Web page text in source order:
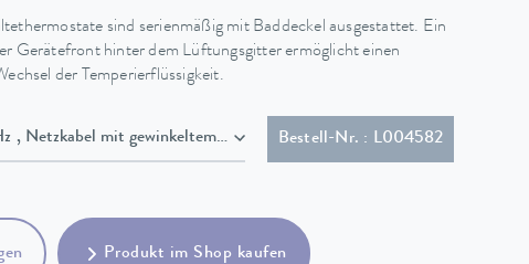
sind serienmäßig mit Baddeckel ausgestattet. Ein
Gerätefront hinter dem Lüftungsgitter ermöglicht einen
der Temperierflüssigkeit.
220-240 V; 50/60 Hz , Netzkabel mit gewinkeltem Stecker (BS1363)Bestell-Nr. : L004582
Produkt im Shop kaufen